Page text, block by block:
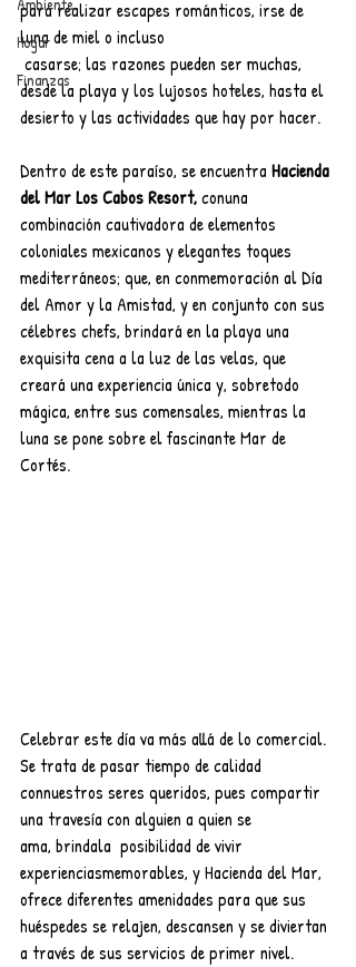
Hogar
Finanzas
para realizar escapes románticos, irse de
luna de miel o incluso
desde la playa y los lujosos hoteles, hasta el
desierto y las actividades que hay por hacer.
Dentro de este paraíso, se encuentra Hacienda
del Mar Los Cabos Resort, conuna
combinación cautivadora de elementos
coloniales mexicanos y elegantes toques
mediterráneos; que, en conmemoración al Día
del Amor y la Amistad, y en conjunto con sus
célebres chefs, brindará en la playa una
exquisita cena a la luz de las velas, que
creará una experiencia única y, sobretodo
mágica, entre sus comensales, mientras la
luna se pone sobre el fascinante Mar de
Cortés.
Celebrar este día va más allá de lo comercial.
Se trata de pasar tiempo de calidad
connuestros seres queridos, pues compartir
una travesía con alguien a quien se
ama, brindala  posibilidad de vivir
experienciasmemorables, y Hacienda del Mar,
ofrece diferentes amenidades para que sus
huéspedes se relajen, descansen y se diviertan
a través de sus servicios de primer nivel.